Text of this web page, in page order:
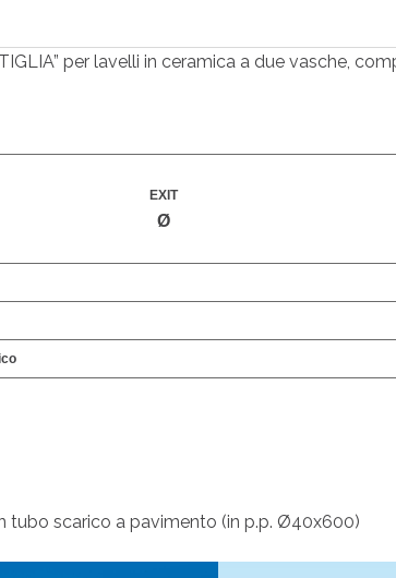
per lavelli in ceramica a due vasche,
EXIT
Ø
tubo scarico a pavimento (in p.p. Ø40x600)